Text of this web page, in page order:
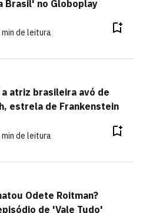
Brasil' no Globoplay
min de leitura
a atriz brasileira avó de
estrela de Frankenstein
de leitura
Odete Roitman?
de 'Vale Tudo'